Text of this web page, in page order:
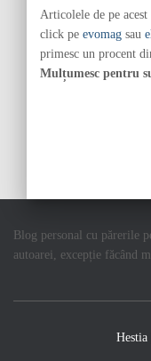
Articolele de pe
click pe evomag sau
primesc un procent
Mulțumesc pentru
Blog personal cu părerile
autoarei, excepție făcând
Hestia